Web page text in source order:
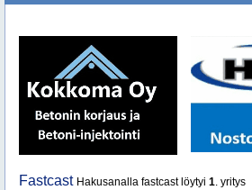
Fastcast Hakusanalla fastcast löytyi 1. yritys